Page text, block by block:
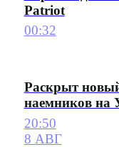
Patriot
00:32
Раскрыт
наемников на
20:50
8 АВГ